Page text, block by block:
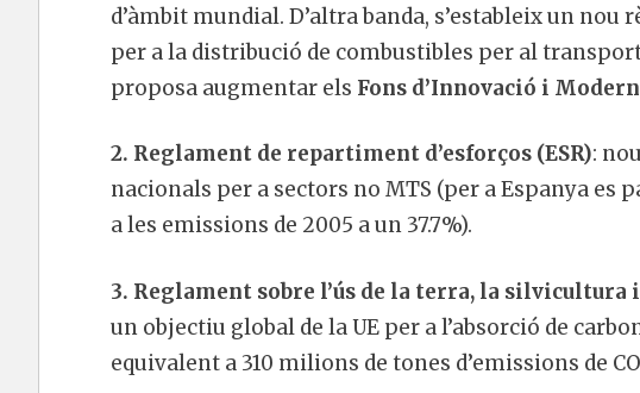
d’àmbit mundial. D’altra banda, s’estableix un nou
per a la distribució de combustibles per al
proposa augmentar els Fons d’Innovació i
2. Reglament de repartiment d’esforços (ESR):
nacionals per a sectors no MTS (per a Espanya es
a les emissions de 2005 a un 37.7%).
3. Reglament sobre l’ús de la terra, la silvicultura
un objectiu global de la UE per a l’absorció de
equivalent a 310 milions de tones d’emissions de